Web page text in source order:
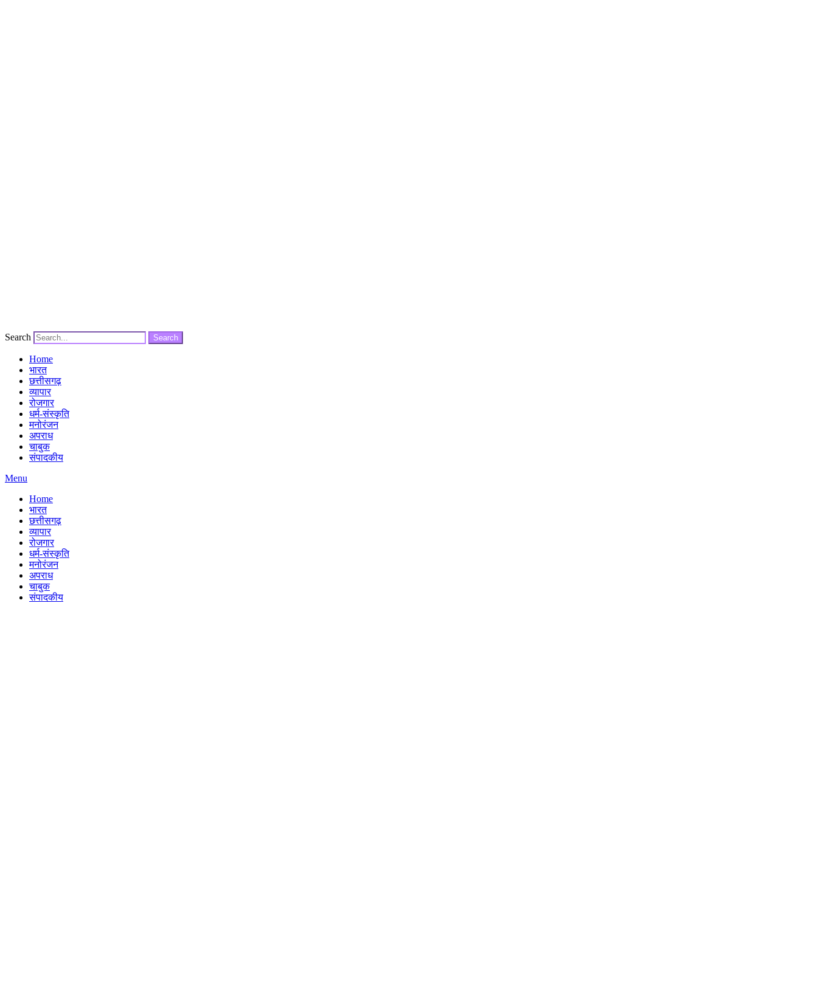
Search Search
Home
भारत
छत्तीसगढ़
व्यापार
रोजगार
धर्म-संस्कृति
मनोरंजन
अपराध
चाबुक
संपादकीय
Menu
Home
भारत
छत्तीसगढ़
व्यापार
रोजगार
धर्म-संस्कृति
मनोरंजन
अपराध
चाबुक
संपादकीय